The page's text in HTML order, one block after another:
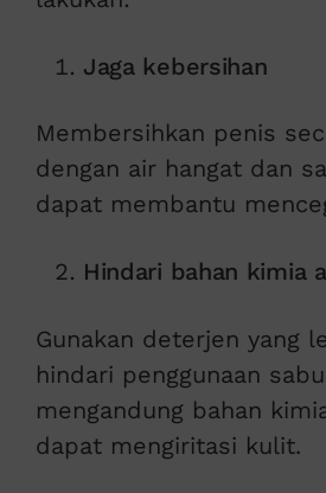
Jaga kebersihan
Membersihkan penis
dengan air hangat dan
dapat membantu
Hindari bahan kimia
Gunakan deterjen yang
hindari penggunaan
mengandung bahan
dapat mengiritasi kulit.